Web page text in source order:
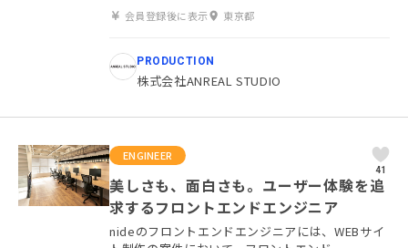
会員登録後に表示 東京都
PRODUCTION
株式会社ANREAL STUDIO
ENGINEER
41
美しさも、面白さも。ユーザー体験を追
求するフロントエンドエンジニア
nideのフロントエンドエンジニアには、WEBサイ